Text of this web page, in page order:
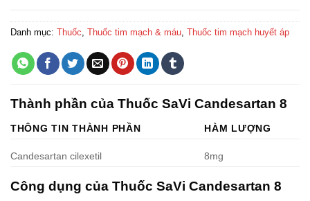
Danh mục: Thuốc Thuốc tim mạch & máu Thuốc tim mạch huyết áp
Thành phần của Thuốc SaVi Candesartan 8
THÔNG TIN THÀNH PHẦN HÀM LƯỢNG
Candesartan cilexetil 8mg
Công dụng của Thuốc SaVi Candesartan 8